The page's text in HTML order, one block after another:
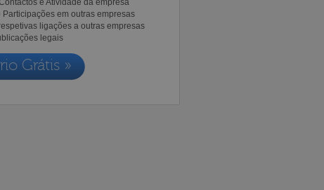
Participações em outras empresas
ligações a outras empresas
legais
Grátis »